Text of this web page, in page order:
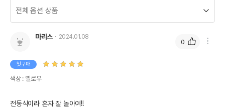
마리스 2024.01.08
첫구매
색상 : 옐로우
전동식이라 혼자 잘 놀아여!!
0